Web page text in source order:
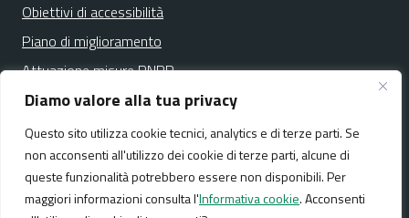
Diamo valore alla tua privacy
Questo sito utilizza cookie tecnici, analytics e di terze parti. Se
non acconsenti all'utilizzo dei cookie di terze parti, alcune di
queste funzionalità potrebbero essere non disponibili. Per
maggiori informazioni consulta l'Informativa cookie. Acconsenti
Obiettivi di accessibilità
Piano di miglioramento
Attuazione misure PNRR
Media policy Mappa del sito